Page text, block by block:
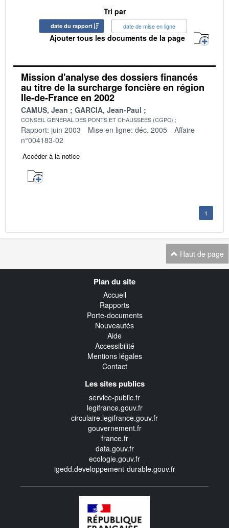
Tri par
date du rapport date de mise en ligne
Ajouter tous les documents de la page
Mission d'analyse des dossiers financés
au titre de la surcharge foncière en région
Ile-de-France en 2002
CAMUS, Jean GARCIA, Jean-Paul
CONSEIL GENERAL DES PONTS ET CHAUSSEES (CGPC)
Rapport: juin 2003 Mise en ligne: déc. 2005
Affaire
n°004183-02
Accéder à la notice
1
Haut de page
Plan du site
Accueil
Rapports
Porte-documents
Nouveautés
Aide
Accessibilité
Mentions légales
Contact
Les sites publics
service-public.fr
legifrance.gouv.fr
circulaire.legifrance.gouv.fr
gouvernement.fr
france.fr
data.gouv.fr
ecologie.gouv.fr
igedd.developpement-durable.gouv.fr